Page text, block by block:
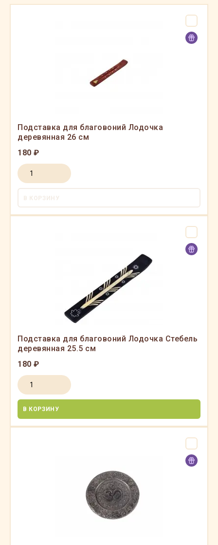
Подставка для благовоний Лодочка
деревянная 26 см
180 ₽
В КОРЗИНУ
Подставка для благовоний Лодочка Стебель
деревянная 25.5 см
180 ₽
В КОРЗИНУ